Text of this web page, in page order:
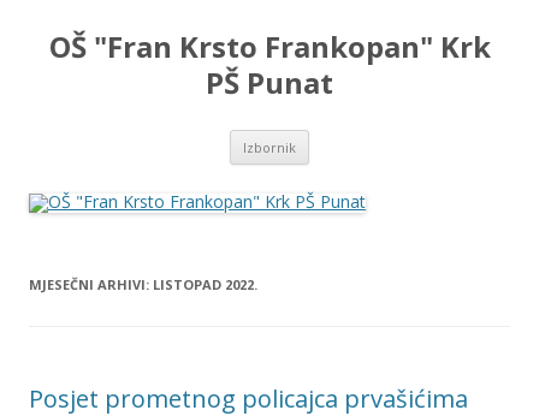
OŠ "Fran Krsto Frankopan" Krk
PŠ Punat
Izbornik
MJESEČNI ARHIVI: LISTOPAD 2022.
Posjet prometnog policajca prvašićima